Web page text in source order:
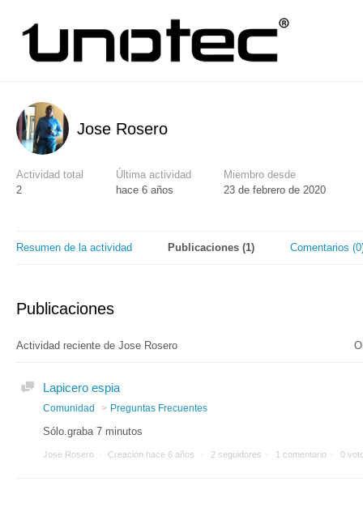
Jose Rosero
Actividad total
2
Última actividad
hace 6 años
Miembro desde
23 de febrero de 2020
Resumen de la actividad Publicaciones (1) Comentarios
Publicaciones
Actividad reciente de Jose Rosero
Lapicero espia
Comunidad Preguntas Frecuentes
Sólo.graba 7 minutos
Jose Rosero Creación hace 6 años 2 seguidores 1 comentario 0